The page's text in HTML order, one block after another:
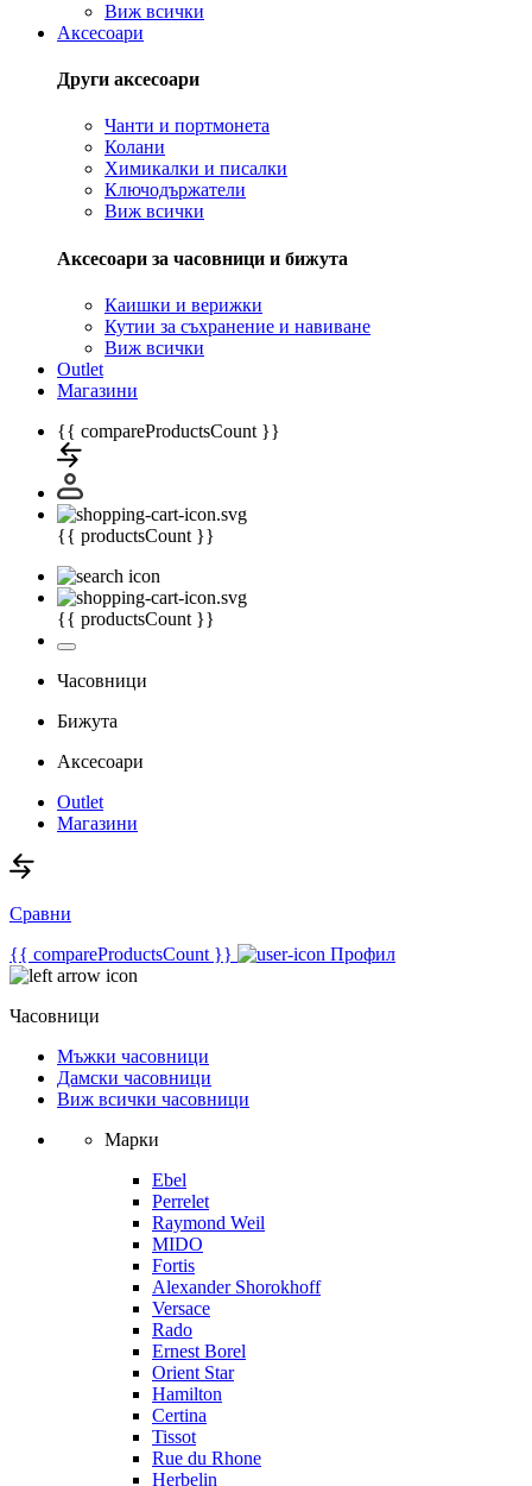
Виж всички
Аксесоари
Други аксесоари
Чанти и портмонета
Колани
Химикалки и писалки
Ключодържатели
Виж всички
Аксесоари за часовници и бижута
Каишки и верижки
Кутии за съхранение и навиване
Виж всички
Outlet
Магазини
{{ compareProductsCount }}
{{ productsCount }}
{{ productsCount }}
Часовници
Бижута
Аксесоари
Outlet
Магазини
Сравни
{{ compareProductsCount }}
Профил
Часовници
Мъжки часовници
Дамски часовници
Виж всички часовници
Марки
Ebel
Perrelet
Raymond Weil
MIDO
Fortis
Alexander Shorokhoff
Versace
Rado
Ernest Borel
Orient Star
Hamilton
Certina
Tissot
Rue du Rhone
Herbelin